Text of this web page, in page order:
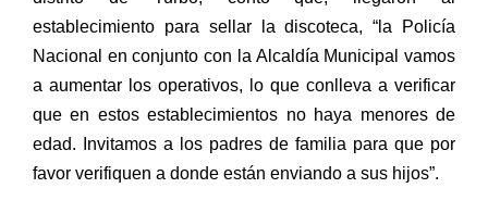
establecimiento para sellar la discoteca, “la Policía
Nacional en conjunto con la Alcaldía Municipal vamos
a aumentar los operativos, lo que conlleva a verificar
que en estos establecimientos no haya menores de
edad. Invitamos a los padres de familia para que por
favor verifiquen a donde están enviando a sus hijos”.